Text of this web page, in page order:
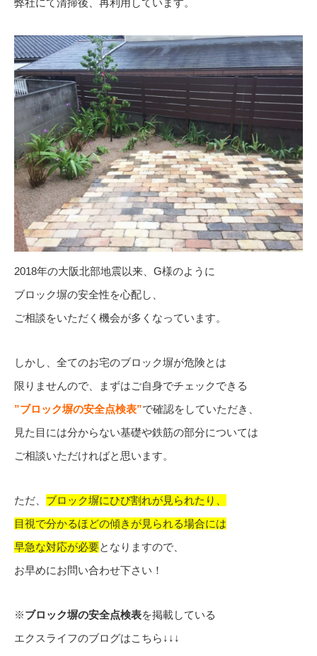
弊社にて清掃後、再利用しています。
2018年の大阪北部地震以来、G様のように
ブロック塀の安全性を心配し、
ご相談をいただく機会が多くなっています。
しかし、全てのお宅のブロック塀が危険とは
限りませんので、まずはご自身でチェックできる
”ブロック塀の安全点検表”で確認をしていただき、
見た目には分からない基礎や鉄筋の部分については
ご相談いただければと思います。
ただ、 ブロック塀にひび割れが見られたり、
目視で分かるほどの傾きが見られる場合には
早急な対応が必要となりますので、
お早めにお問い合わせ下さい！
※ブロック塀の安全点検表を掲載している
エクスライフのブログはこちら↓↓↓